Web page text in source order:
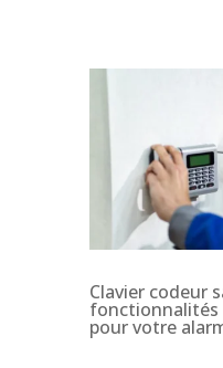
Clavier codeur
fonctionnalités
pour votre